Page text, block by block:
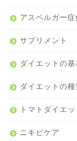
アスペルガー
サプリメント
ダイエットの基
ダイエットの種
トマトダイエッ
ニキビケア